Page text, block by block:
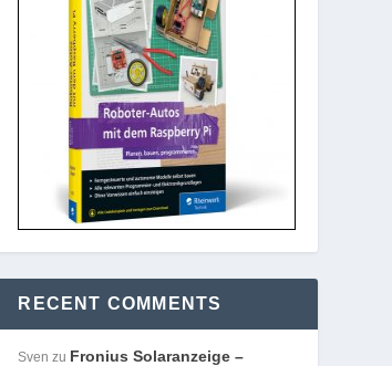
RECENT COMMENTS
Sven zu Fronius Solaranzeige –